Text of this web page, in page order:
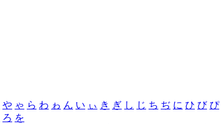
や ゃ ら わ ゎ ん い ぃ き ぎ し じ ち ぢ に ひ び ぴ
ろ を